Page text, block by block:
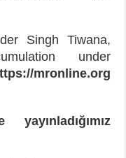
Singh Tiwana,
under
mronline.org